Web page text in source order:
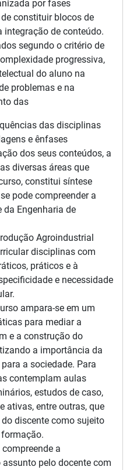
por fases
constituir blocos de
de conteúdo.
segundo o critério de
progressiva,
do aluno na
problemas e na
das
das disciplinas
e ênfases
dos seus conteúdos, a
diversas áreas que
constitui síntese
pode compreender a
Engenharia de
Agroindustrial
disciplinas com
práticos e à
e necessidade
ampara-se em um
para mediar a
e a construção do
a importância da
a sociedade. Para
contemplam aulas
estudos de caso,
ativas, entre outras, que
discente como sujeito
a
pelo docente com